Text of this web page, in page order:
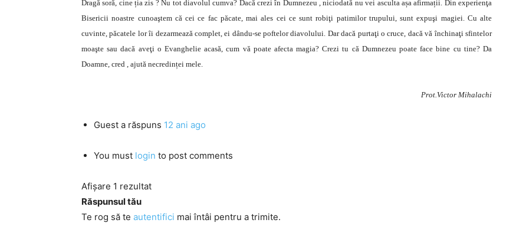
Dragă soră, cine ția zis ? Nu tot diavolul cumva? Dacă crezi în Dumnezeu , niciodată nu vei asculta așa afirmații. Din experienţa
Bisericii noastre cunoaştem că cei ce fac păcate, mai ales cei ce sunt robiţi patimilor trupului, sunt expuşi magiei. Cu alte
cuvinte, păcatele lor îi dezarmează complet, ei dându-se poftelor diavolului. Dar dacă purtaţi o cruce, dacă vă închinaţi sfintelor
moaşte sau dacă aveţi o Evanghelie acasă, cum vă poate afecta magia? Crezi tu că Dumnezeu poate face bine cu tine? Da
Doamne, cred , ajută necredinței mele.
Prot.Victor Mihalachi
Guest a răspuns 12 ani ago
You must login to post comments
Afișare 1 rezultat
Răspunsul tău
Te rog să te autentifici mai întâi pentru a trimite.